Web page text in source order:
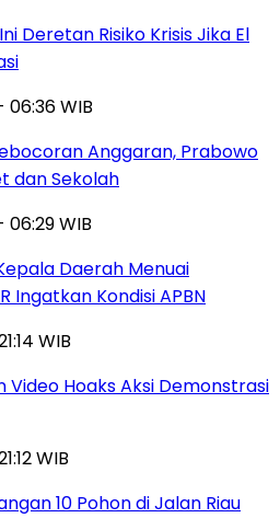
Deretan Risiko Krisis Jika El
WIB
Anggaran, Prabowo
dan Sekolah
WIB
Daerah Menuai
Ingatkan Kondisi APBN
WIB
Video Hoaks Aksi Demonstrasi
WIB
10 Pohon di Jalan Riau